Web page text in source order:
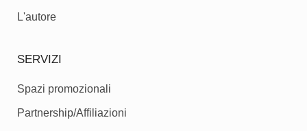
L'autore
SERVIZI
Spazi promozionali
Partnership/Affiliazioni